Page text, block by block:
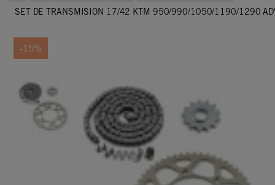
SET DE TRANSMISION 17/42 KTM 950/990/1050/1190/1290
-15%